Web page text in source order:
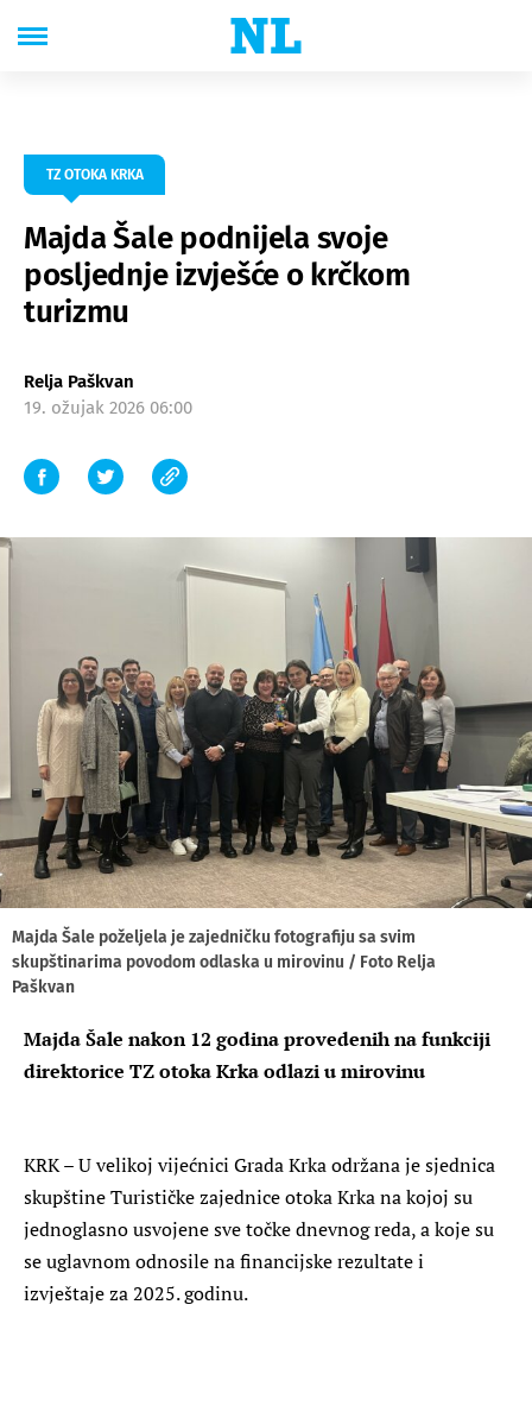
TZ OTOKA KRKA
Majda Šale podnijela svoje
posljednje izvješće o krčkom
turizmu
Relja Paškvan
19. ožujak 2026 06:00
Majda Šale poželjela je zajedničku fotografiju sa svim
skupštinarima povodom odlaska u mirovinu / Foto Relja
Paškvan
Majda Šale nakon 12 godina provedenih na funkciji
direktorice TZ otoka Krka odlazi u mirovinu
KRK – U velikoj vijećnici Grada Krka održana je sjednica
skupštine Turističke zajednice otoka Krka na kojoj su
jednoglasno usvojene sve točke dnevnog reda, a koje su
se uglavnom odnosile na financijske rezultate i
izvještaje za 2025. godinu.